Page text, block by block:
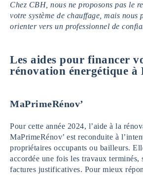
Chez CBH, nous ne proposons pas le
votre système de chauffage, mais nous
orienter vers un professionnel de
Les aides pour financer
rénovation énergétique à
MaPrimeRénov’
Pour cette année 2024, l’aide à la
MaPrimeRénov’ est reconduite à
propriétaires occupants ou bailleurs.
accordée une fois les travaux terminés,
factures justificatives. Pour mieux